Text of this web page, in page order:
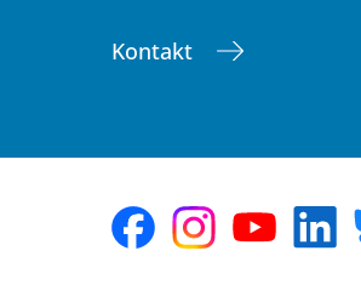
Kontakt